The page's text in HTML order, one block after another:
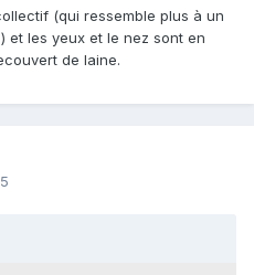
(qui ressemble plus à un
et les yeux et le nez sont en
de laine.